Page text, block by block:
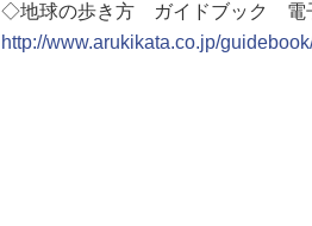
◇地球の歩き方 ガイドブック 電
http://www.arukikata.co.jp/